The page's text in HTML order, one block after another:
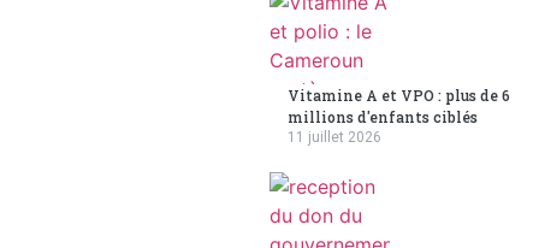
Vitamine A et VPO : plus de 6
millions d'enfants ciblés
11 juillet 2026